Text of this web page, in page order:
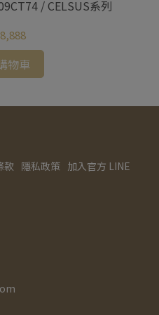
/ CELSUS系列
物車
款 隱私政策 加入官方 LINE